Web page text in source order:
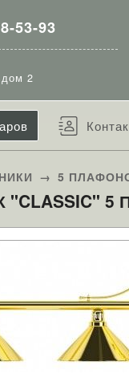
53-93
2
→ 5
5